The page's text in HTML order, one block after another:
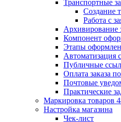
Транспортные
Создание
Работа с
Архивирование
Компонент
Этапы
Автоматизация
Публичные
Оплата заказа
Почтовые
Практические
Маркировка товаров
Настройка магазина
Чек-лист